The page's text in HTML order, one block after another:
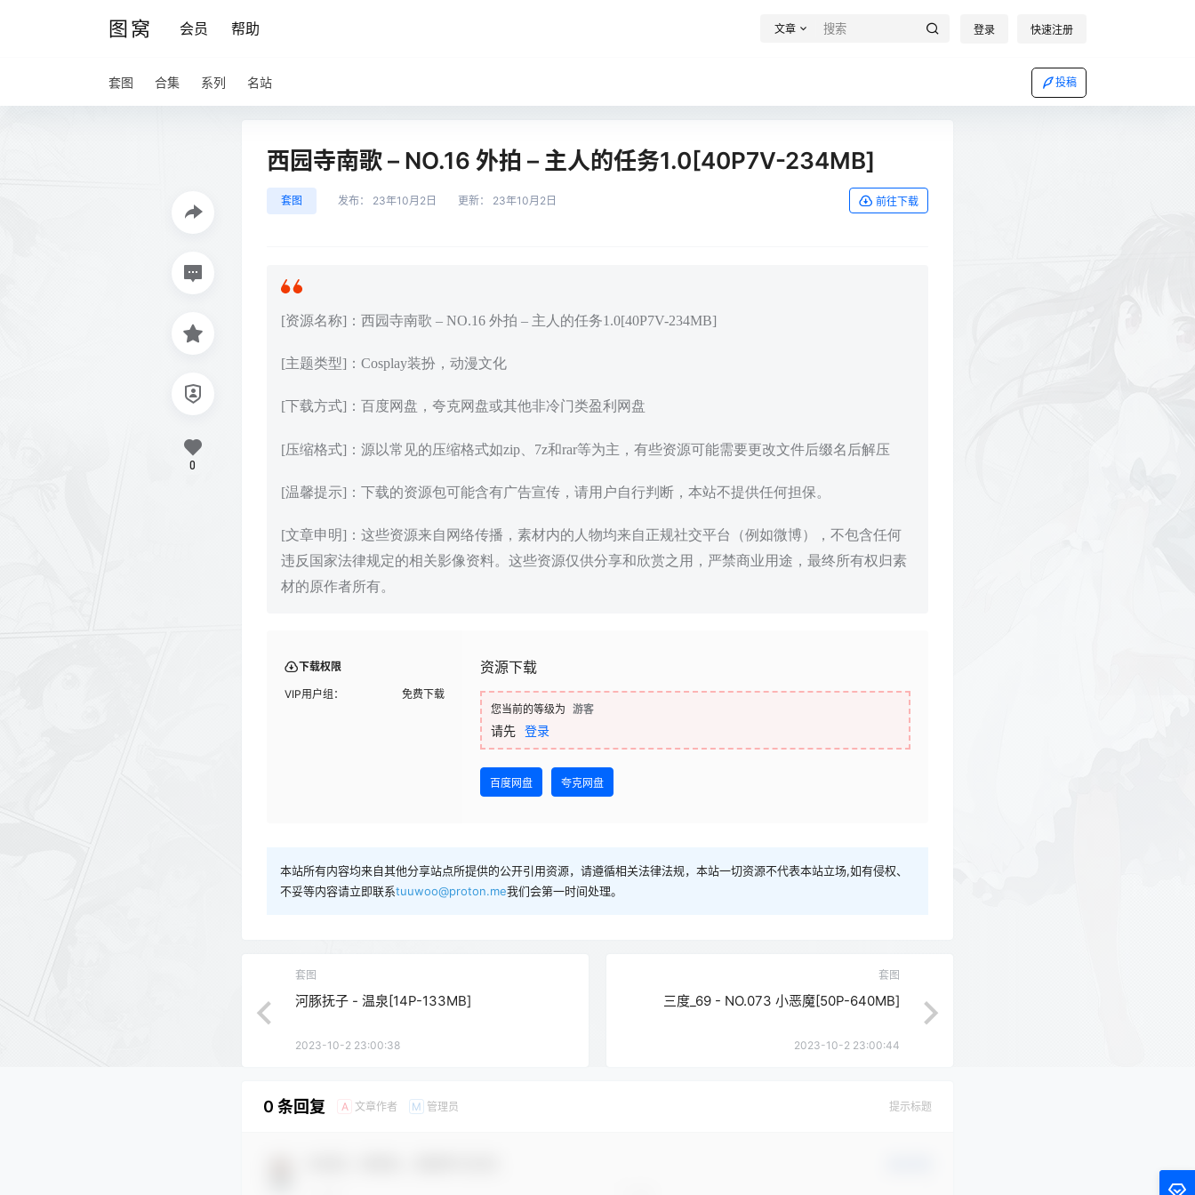
图窝 会员 帮助 文章 登录 快速注册
套图 合集 系列 名站 投稿
西园寺南歌 – NO.16 外拍 – 主人的任务1.0[40P7V-234MB]
套图 发布： 23年10月2日 更新： 23年10月2日 前往下载
[资源名称]：西园寺南歌 – NO.16 外拍 – 主人的任务1.0[40P7V-234MB]
[主题类型]：Cosplay装扮，动漫文化
[下载方式]：百度网盘，夸克网盘或其他非冷门类盈利网盘
[压缩格式]：源以常见的压缩格式如zip、7z和rar等为主，有些资源可能需要更改文件后缀名后解压
[温馨提示]：下载的资源包可能含有广告宣传，请用户自行判断，本站不提供任何担保。
[文章申明]：这些资源来自网络传播，素材内的人物均来自正规社交平台（例如微博），不包含任何
违反国家法律规定的相关影像资料。这些资源仅供分享和欣赏之用，严禁商业用途，最终所有权归素
材的原作者所有。
下载权限
VIP用户组： 免费下载
资源下载
您当前的等级为 游客
请先 登录
百度网盘 夸克网盘
本站所有内容均来自其他分享站点所提供的公开引用资源，请遵循相关法律法规，本站一切资源不代表本站立场,如有侵权、
不妥等内容请立即联系tuuwoo@proton.me我们会第一时间处理。
0
套图
河豚抚子 - 温泉[14P-133MB]
2023-10-2 23:00:38
套图
三度_69 - NO.073 小恶魔[50P-640MB]
2023-10-2 23:00:44
0 条回复 A 文章作者 M 管理员 提示标题